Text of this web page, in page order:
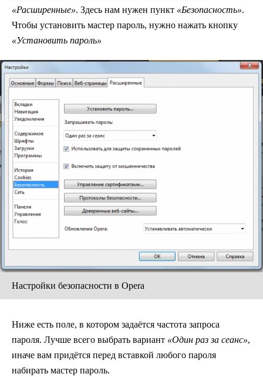
«Расширенные». Здесь нам нужен пункт «Безопасность».
Чтобы установить мастер пароль, нужно нажать кнопку
«Установить пароль»
Настройки безопасности в Opera
Ниже есть поле, в котором задаётся частота запроса
пароля. Лучше всего выбрать вариант «Один раз за сеанс»,
иначе вам придётся перед вставкой любого пароля
набирать мастер пароль.